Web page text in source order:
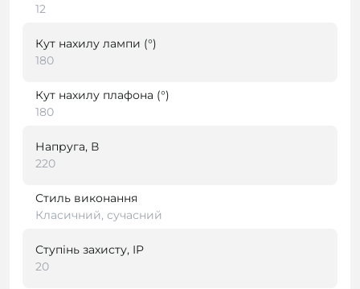
12
Кут нахилу лампи (°)
180
Кут нахилу плафона (°)
180
Напруга, В
220
Стиль виконання
Класичний, сучасний
Ступінь захисту, IP
20